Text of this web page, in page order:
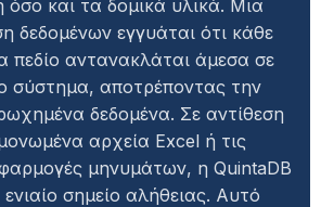
όσο και τα δομικά υλικά. Μια
δεδομένων εγγυάται ότι κάθε
πεδίο αντανακλάται άμεσα σε
σύστημα, αποτρέποντας την
δεδομένα. Σε αντίθεση
αρχεία Excel ή τις
μηνυμάτων, η QuintaDB
σημείο αλήθειας. Αυτό